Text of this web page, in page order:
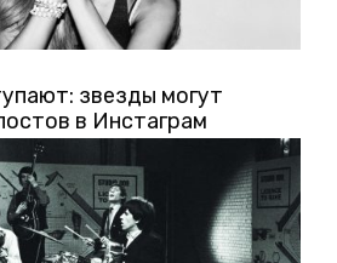
звезды могут
в Инстаграм